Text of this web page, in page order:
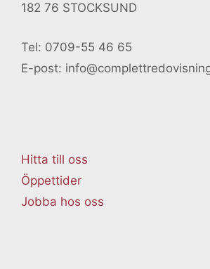
182 76 STOCKSUND
Tel: 0709-55 46 65
E-post:
Hitta till oss
Öppettider
Jobba hos oss